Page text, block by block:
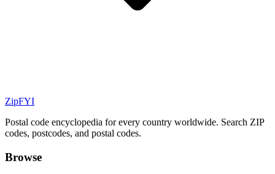
ZipFYI
Postal code encyclopedia for every country worldwide. Search ZIP
codes, postcodes, and postal codes.
Browse